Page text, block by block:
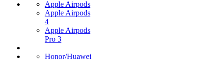
Apple Airpods
Apple Airpods
4
Apple Airpods
Pro 3
Honor/Huawei